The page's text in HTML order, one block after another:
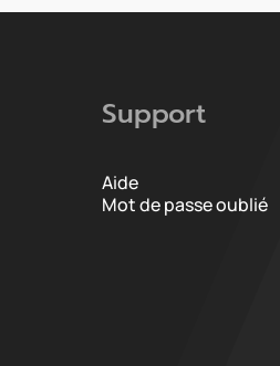
Support
Aide
Mot de passe oublié